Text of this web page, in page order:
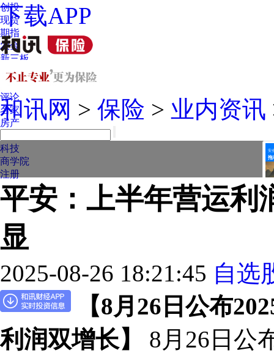
创投
现货
期指
农金
新三板
时事
视频
评论
名家
房产
科技
商学院
注册
下载APP
和讯网 > 保险 > 业内资讯
平安：上半年营运利
显
2025-08-26 18:21:45 自选
【8月26日公布
利润双增长】
8月26日公